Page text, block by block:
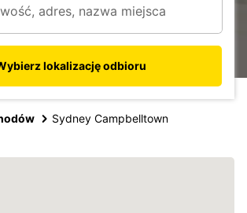
lokalizację odbioru
Sydney Campbelltown